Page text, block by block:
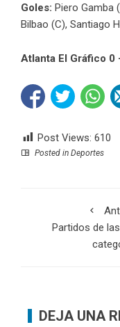
Goles: Piero Gamba
Bilbao (C), Santiago
Atlanta El Gráfico 0
Post Views: 610
Posted in Deportes
Partidos de
DEJA UNA